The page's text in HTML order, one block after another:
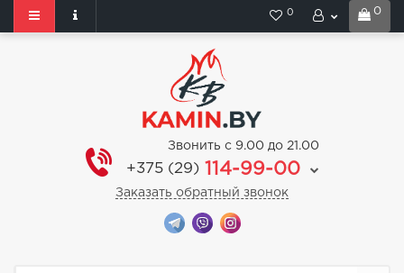
0
0
Звонить с 9.00 до 21.00
+375 (29) 114-99-00
Заказать обратный звонок